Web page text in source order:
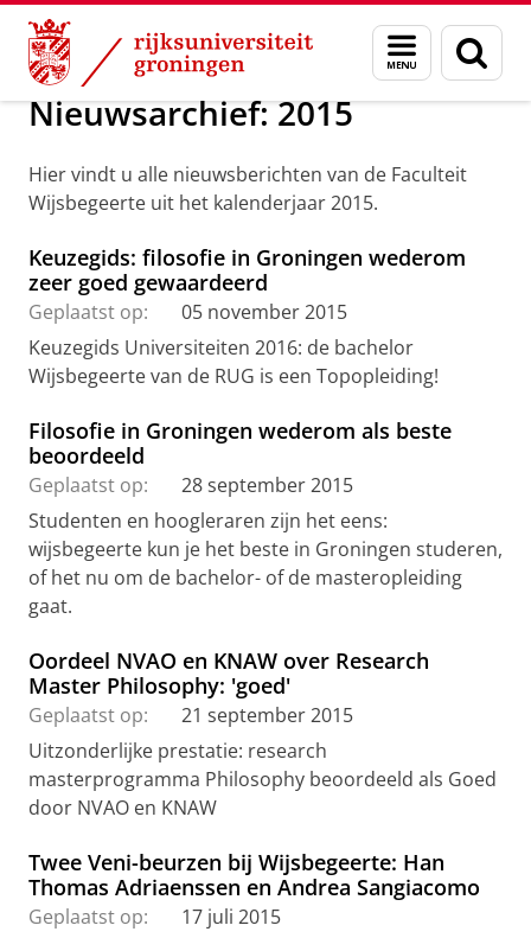
Skip
Content
Skip
Navigation
Menu
en
zoeken
Over ons Nieuwsarchief
Nieuwsarchief: 2015
Hier vindt u alle nieuwsberichten van de Faculteit
Wijsbegeerte uit het kalenderjaar 2015.
Keuzegids: filosofie in Groningen wederom
zeer goed gewaardeerd
Geplaatst op:
05 november 2015
Keuzegids Universiteiten 2016: de bachelor
Wijsbegeerte van de RUG is een Topopleiding!
Filosofie in Groningen wederom als beste
beoordeeld
Geplaatst op:
28 september 2015
Studenten en hoogleraren zijn het eens:
wijsbegeerte kun je het beste in Groningen studeren,
of het nu om de bachelor- of de masteropleiding
gaat.
Oordeel NVAO en KNAW over Research
Master Philosophy: 'goed'
Geplaatst op:
21 september 2015
Uitzonderlijke prestatie: research
masterprogramma Philosophy beoordeeld als Goed
door NVAO en KNAW
Twee Veni-beurzen bij Wijsbegeerte: Han
Thomas Adriaenssen en Andrea Sangiacomo
Geplaatst op:
17 juli 2015